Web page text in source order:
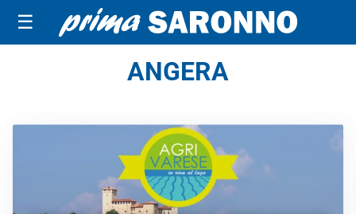
☰
ANGERA